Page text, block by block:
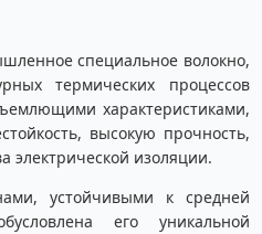
специальное волокно,
термических процессов
характеристиками,
высокую прочность,
электрической изоляции.
устойчивыми к средней
его уникальной